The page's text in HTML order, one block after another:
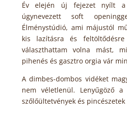
Év elején új fejezet nyílt a
úgynevezett soft
Élménystúdió, ami májustól
kis lazításra és
választhattam volna mást,
pihenés és gasztro orgia vár
A dimbes-dombos vidéket
nem véletlenül. Lenyűgöző
szőlőültetvények és pincészetek